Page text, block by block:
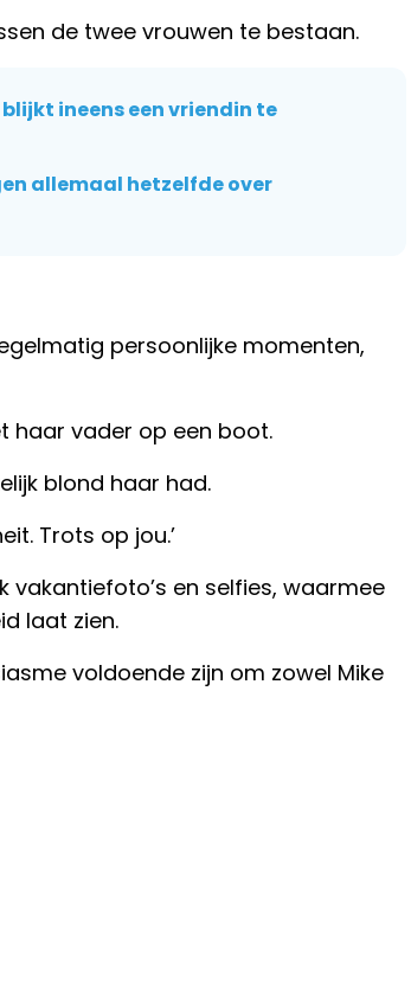
de twee vrouwen te bestaan.
ineens een vriendin te
allemaal hetzelfde over
persoonlijke momenten,
haar vader op een boot.
blond haar had.
Trots op jou.’
en selfies, waarmee
laat zien.
voldoende zijn om zowel Mike